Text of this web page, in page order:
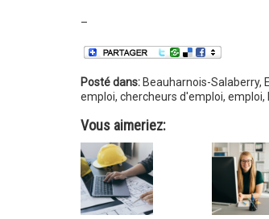
–
Posté dans:Beauharnois-Salaberry,
emploi, chercheurs d'emploi, emploi,
Vous aimeriez: